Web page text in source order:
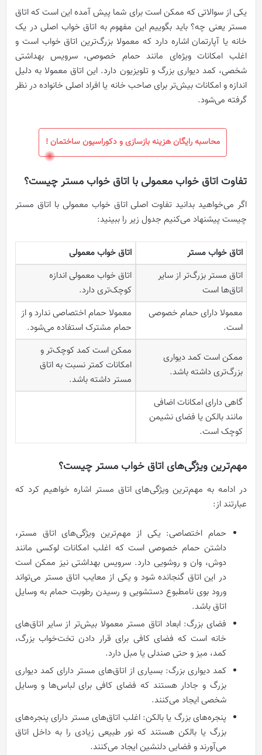
یکی از سوالاتی که ممکن است برای شما پیش آمده این است که اتاق
مستر یعنی چه؟ باید بگوییم این مفهوم به اتاق خواب اصلی در یک
خانه یا آپارتمان اشاره دارد که معمولا بزرگ‌ترین اتاق خواب است و
اغلب امکانات ویژه‌ای مانند حمام خصوصی، سرویس بهداشتی
شخصی، کمد دیواری بزرگ و تلویزیون دارد. این اتاق معمولا به دلیل
اندازه و امکانات بیش‌تر برای صاحب خانه یا افراد اصلی خانواده در نظر
گرفته می‌شود.
محاسبه رایگان هزینه بازسازی و دکوراسیون ساختمان !
تفاوت اتاق خواب معمولی با اتاق خواب مستر چیست؟
اگر می‌خواهید بدانید تفاوت اصلی اتاق خواب معمولی با اتاق مستر
چیست پیشنهاد می‌کنیم جدول زیر را ببینید:
اتاق خواب مستر
اتاق خواب معمولی
اتاق مستر بزرگ‌تر از سایر
اتاق‌ها است
اتاق خواب معمولی اندازه
کوچک‌تری دارد.
معمولا دارای حمام خصوصی
است.
معمولا حمام اختصاصی ندارد و از
حمام مشترک استفاده می‌شود.
ممکن است کمد دیواری
بزرگ‌تری داشته باشد.
ممکن است کمد کوچک‌تر و
امکانات کمتر نسبت به اتاق
مستر داشته باشد.
گاهی دارای امکانات اضافی
مانند بالکن یا فضای نشیمن
کوچک است.
مهم‌ترین ویژگی‌های اتاق خواب مستر چیست؟
در ادامه به مهم‌ترین ویژگی‌های اتاق مستر اشاره خواهیم کرد که
عبارتند از:
حمام اختصاصی: یکی از مهم‌ترین ویژگی‌های اتاق مستر،
داشتن حمام خصوصی است که اغلب امکانات لوکسی مانند
دوش، وان و روشویی دارد. سرویس بهداشتی نیز ممکن است
در این اتاق گنجانده شود و یکی از معایب اتاق مستر می‌تواند
ورود بوی نامطبوع دستشویی و رسیدن رطوبت حمام به وسایل
اتاق باشد.
فضای بزرگ: ابعاد اتاق مستر معمولا بیش‌تر از سایر اتاق‌های
خانه است که فضای کافی برای قرار دادن تخت‌خواب بزرگ،
کمد، میز و حتی صندلی یا مبل دارد.
کمد دیواری بزرگ: بسیاری از اتاق‌های مستر دارای کمد دیواری
بزرگ و جادار هستند که فضای کافی برای لباس‌ها و وسایل
شخصی ایجاد می‌کنند.
پنجره‌های بزرگ یا بالکن: اغلب اتاق‌های مستر دارای پنجره‌های
بزرگ یا بالکن هستند که نور طبیعی زیادی را به داخل اتاق
می‌آورند و فضایی دلنشین ایجاد می‌کنند.